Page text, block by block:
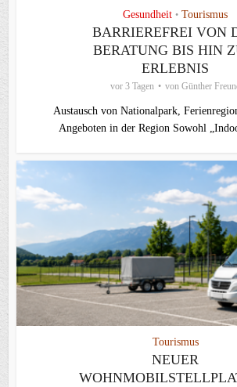
Gesundheit • Tourismus
BARRIEREFREI VON
BERATUNG BIS HIN
ERLEBNIS
vor 3 Tagen von Günther
Austausch von Nationalpark,
Angeboten in der Region Sowohl
Tourismus
NEUER